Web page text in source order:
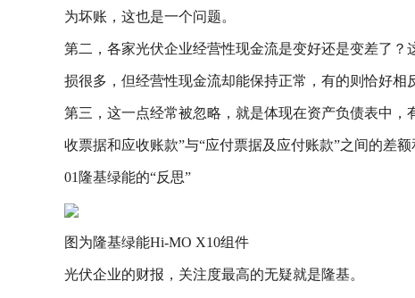
为坏账，这也是一个问题。
第二，各家光伏企业经营性现金流是变好还是变差了
损很多，但经营性现金流却能保持正常，有的则恰好相
第三，这一点经常被忽略，就是体现在资产负债表中
收票据和应收账款”与“应付票据及应付账款”之间的差
01隆基绿能的“反思”
图为隆基绿能Hi-MO X10组件
光伏企业的财报，关注度最高的无疑就是隆基。